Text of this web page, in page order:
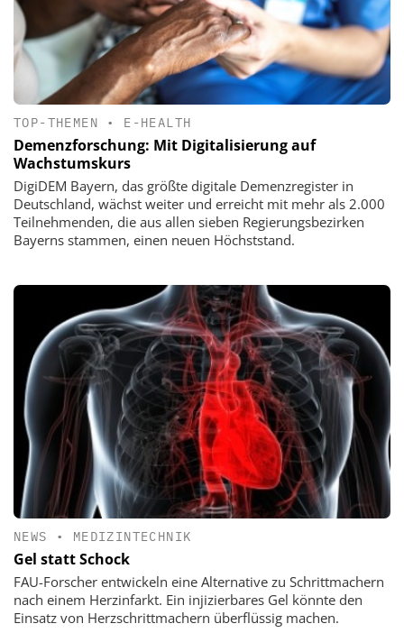
TOP-THEMEN • E-HEALTH
Demenzforschung: Mit Digitalisierung auf
Wachstumskurs
DigiDEM Bayern, das größte digitale Demenzregister in
Deutschland, wächst weiter und erreicht mit mehr als 2.000
Teilnehmenden, die aus allen sieben Regierungsbezirken
Bayerns stammen, einen neuen Höchststand.
NEWS • MEDIZINTECHNIK
Gel statt Schock
FAU-Forscher entwickeln eine Alternative zu Schrittmachern
nach einem Herzinfarkt. Ein injizierbares Gel könnte den
Einsatz von Herzschrittmachern überflüssig machen.